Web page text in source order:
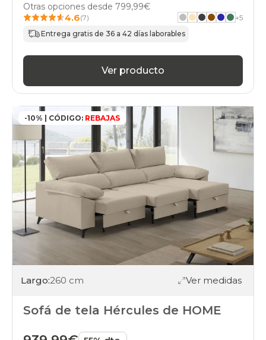
Otras opciones desde 799,99€
4.6(7) +5
Entrega gratis de 36 a 42 días laborables
Ver producto
-10% | CÓDIGO: REBAJAS
Largo:260 cm Ver medidas
Sofá de tela Hércules de HOME